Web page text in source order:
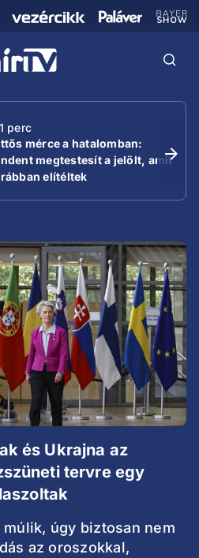
1 perc
mérce a hatalomban:
megtestesít a jelölt, amit
elítéltek
és Ukrajna az
tervre egy
múlik, úgy biztosan nem
az oroszokkal,